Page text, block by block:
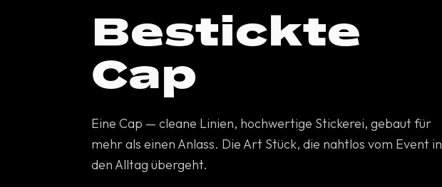
Bestickte
Cap
Eine Cap — cleane Linien, hochwertige Stickerei, gebaut für
mehr als einen Anlass. Die Art Stück, die nahtlos vom Event in
den Alltag übergeht.